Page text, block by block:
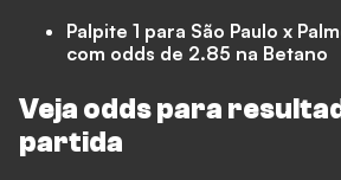
Palpite 1 para São Paulo x
com odds de 2.85 na Betano
Veja odds para
partida